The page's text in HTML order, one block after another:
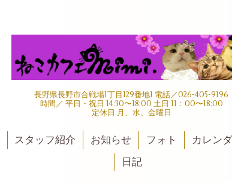
長野県長野市合戦場1丁目129番地1 電話／026-405-9196
時間／ 平日・祝日 14:30〜18:00 土日 11：00〜18:00
定休日 月、水、金曜日
スタッフ紹介 お知らせ フォト カレン
日記